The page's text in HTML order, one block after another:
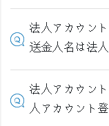
法人アカウン
送金人名は法
法人アカウン
人アカウント